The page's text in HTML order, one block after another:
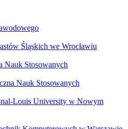
Śląskich we Wrocławiu
Nauk Stosowanych
Nauk Stosowanych
Louis University w Nowym